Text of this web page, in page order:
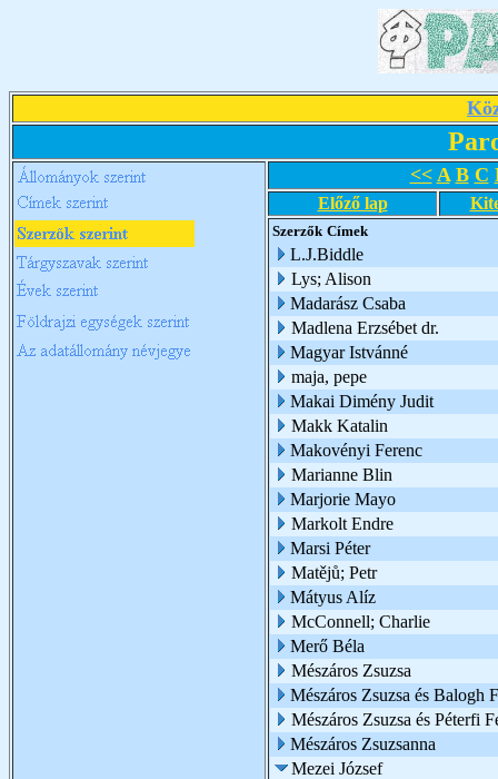
<< A B C
Előző lap
Szerzők Címek
L.J.Biddle
Lys; Alison
Madarász Csaba
Madlena Erzsébet dr.
Magyar Istvánné
maja, pepe
Makai Dimény Judit
Makk Katalin
Makovényi Ferenc
Marianne Blin
Marjorie Mayo
Markolt Endre
Marsi Péter
Matějů; Petr
Mátyus Alíz
McConnell; Charlie
Merő Béla
Mészáros Zsuzsa
Mészáros Zsuzsa és Balogh
Mészáros Zsuzsa és Péterfi
Mészáros Zsuzsanna
Mezei József